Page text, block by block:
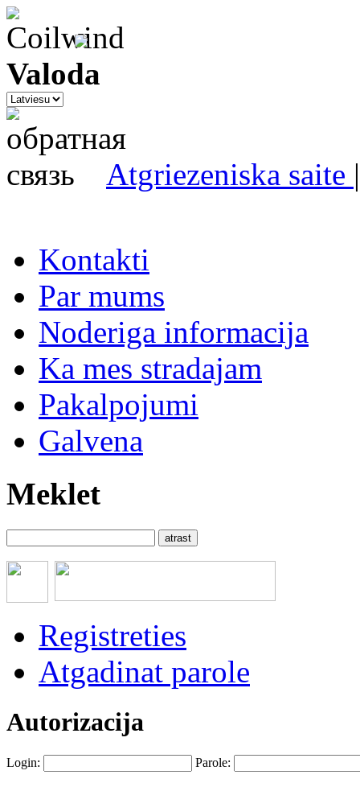
Valoda
Atgriezeniska saite
Kontakti
Par mums
Noderiga informacija
Ka mes stradajam
Pakalpojumi
Galvena
Meklet
Registreties
Atgadinat parole
Autorizacija
Login: Parole: